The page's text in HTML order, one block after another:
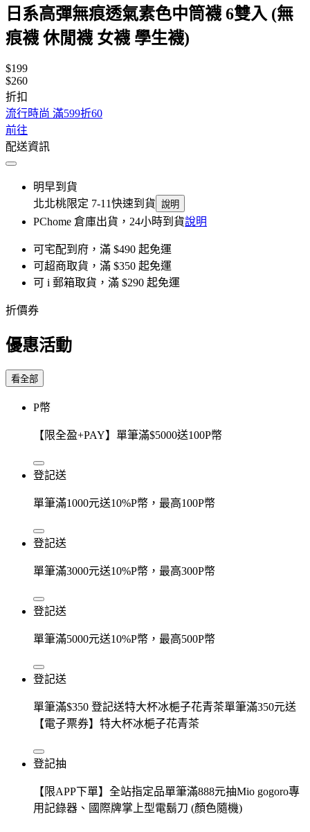
日系高彈無痕透氣素色中筒襪 6雙入 (無
痕襪 休閒襪 女襪 學生襪)
$199
$260
折扣
流行時尚 滿599折60
前往
配送資訊
明早到貨
北北桃限定 7-11快速到貨 說明
PChome 倉庫出貨，24小時到貨說明
可宅配到府，滿 $490 起免運
可超商取貨，滿 $350 起免運
可 i 郵箱取貨，滿 $290 起免運
折價券
優惠活動
看全部
P幣
【限全盈+PAY】單筆滿$5000送100P幣
登記送
單筆滿1000元送10%P幣，最高100P幣
登記送
單筆滿3000元送10%P幣，最高300P幣
登記送
單筆滿5000元送10%P幣，最高500P幣
登記送
單筆滿$350 登記送特大杯冰梔子花青茶單筆滿350元送
【電子票券】特大杯冰梔子花青茶
登記抽
【限APP下單】全站指定品單筆滿888元抽Mio gogoro專
用記錄器、國際牌掌上型電鬍刀 (顏色隨機)